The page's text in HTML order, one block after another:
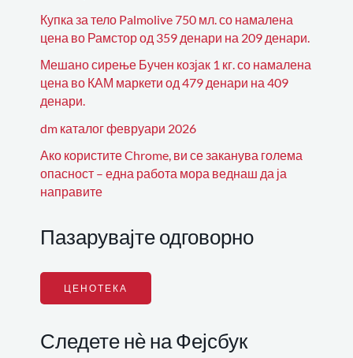
Купка за тело Palmolive 750 мл. со намалена
цена во Рамстор од 359 денари на 209 денари.
Мешано сирење Бучен козјак 1 кг. со намалена
цена во КАМ маркети од 479 денари на 409
денари.
dm каталог февруари 2026
Ако користите Chrome, ви се заканува голема
опасност – една работа мора веднаш да ја
направите
Пазарувајте одговорно
ЦЕНОТЕКА
Следете нѐ на Фејсбук